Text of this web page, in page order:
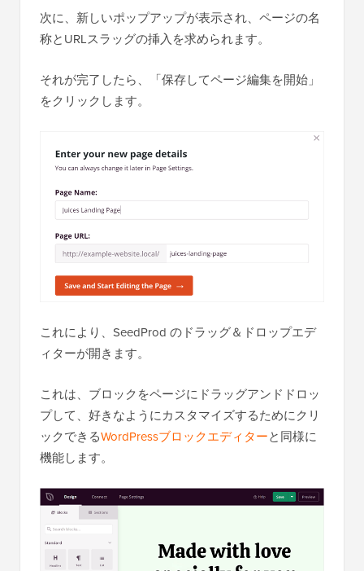
次に、新しいポップアップが表示され、ページの名
称とURLスラッグの挿入を求められます。
それが完了したら、「保存してページ編集を開始」
をクリックします。
これにより、SeedProd のドラッグ＆ドロップエデ
ィターが開きます。
これは、ブロックをページにドラッグアンドドロッ
プして、好きなようにカスタマイズするためにクリ
ックできるWordPressブロックエディターと同様に
機能します。